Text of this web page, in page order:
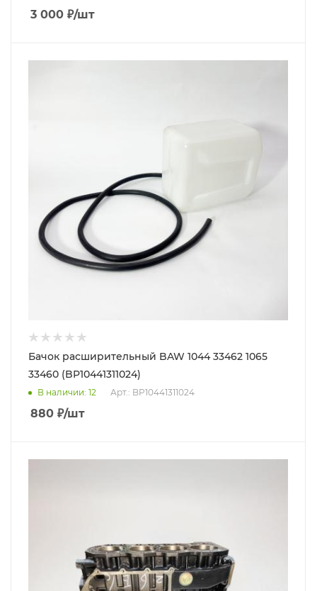
3 000 ₽/шт
Бачок расширительный BAW 1044 33462 1065
33460 (BP10441311024)
В наличии: 12 Арт.: BP10441311024
880 ₽/шт